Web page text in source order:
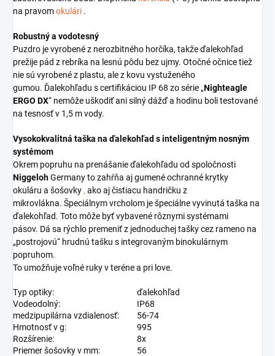
na pravomokulári .
Robustný a vodotesný
Puzdro je vyrobené z nerozbitného horčíka, takže ďalekohľad
prežije pád z rebríka na lesnú pôdu bez ujmy. Otočné očnice tiež
nie sú vyrobené z plastu, ale z kovu vystuženého
gumou. Ďalekohľadu s certifikáciou IP 68 zo série „Nighteagle
ERGO DX“ nemôže uškodiť ani silný dážď a hodinu boli testované
na tesnosť v 1,5 m vody.
Vysokokvalitná taška na ďalekohľad s inteligentným nosným
systémom
Okrem popruhu na prenášanie ďalekohľadu od spoločnosti
NiggelohGermany to zahŕňa aj gumené ochranné krytky
okuláru a šošovky , ako aj čistiacu handričku z
mikrovlákna. Špeciálnym vrcholom je špeciálne vyvinutá taška na
ďalekohľad. Toto môže byť vybavené rôznymi systémami
pásov. Dá sa rýchlo premeniť z jednoduchej tašky cez rameno na
„postrojovú“ hrudnú tašku s integrovaným binokulárnym
popruhom.
To umožňuje voľné ruky v teréne a pri love.
Typ optiky:
ďalekohľad
Vodeodolný:
IP68
medzipupilárna vzdialenosť:
56-74
Hmotnosť v g:
995
Rozšírenie:
8x
Priemer šošovky v mm:
56